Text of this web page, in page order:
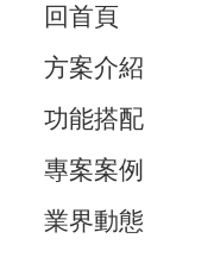
回首頁
方案介紹
功能搭配
專案案例
業界動態